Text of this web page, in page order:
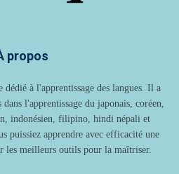
propos
dédié à l'apprentissage des langues. Il a
l'apprentissage du japonais, coréen,
indonésien, filipino, hindi népali et
puissiez apprendre avec efficacité une
les meilleurs outils pour la maîtriser.